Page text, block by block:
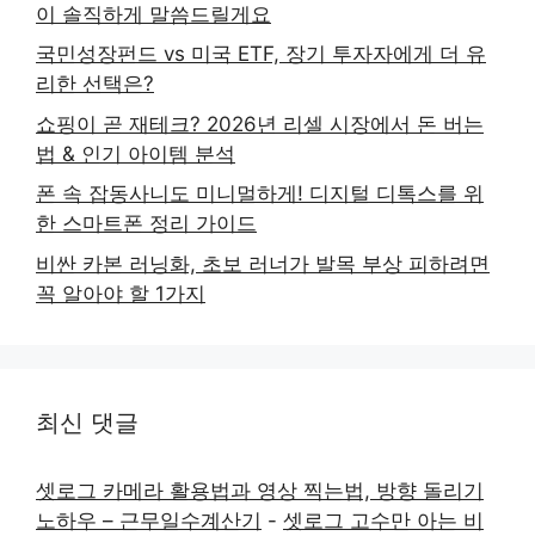
이 솔직하게 말씀드릴게요
국민성장펀드 vs 미국 ETF, 장기 투자자에게 더 유
리한 선택은?
쇼핑이 곧 재테크? 2026년 리셀 시장에서 돈 버는
법 & 인기 아이템 분석
폰 속 잡동사니도 미니멀하게! 디지털 디톡스를 위
한 스마트폰 정리 가이드
비싼 카본 러닝화, 초보 러너가 발목 부상 피하려면
꼭 알아야 할 1가지
최신 댓글
셋로그 카메라 활용법과 영상 찍는법, 방향 돌리기
노하우 – 근무일수계산기 - 셋로그 고수만 아는 비